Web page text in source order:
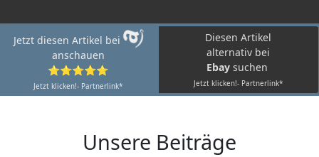
Jetzt diesen Artikel bei
anschauen
⭐⭐⭐⭐⭐
Jetzt klicken!- Partnerlink*
Diesen Artikel
alternativ bei
Ebay suchen
Jetzt klicken!- Partnerlink*
Unsere Beiträge